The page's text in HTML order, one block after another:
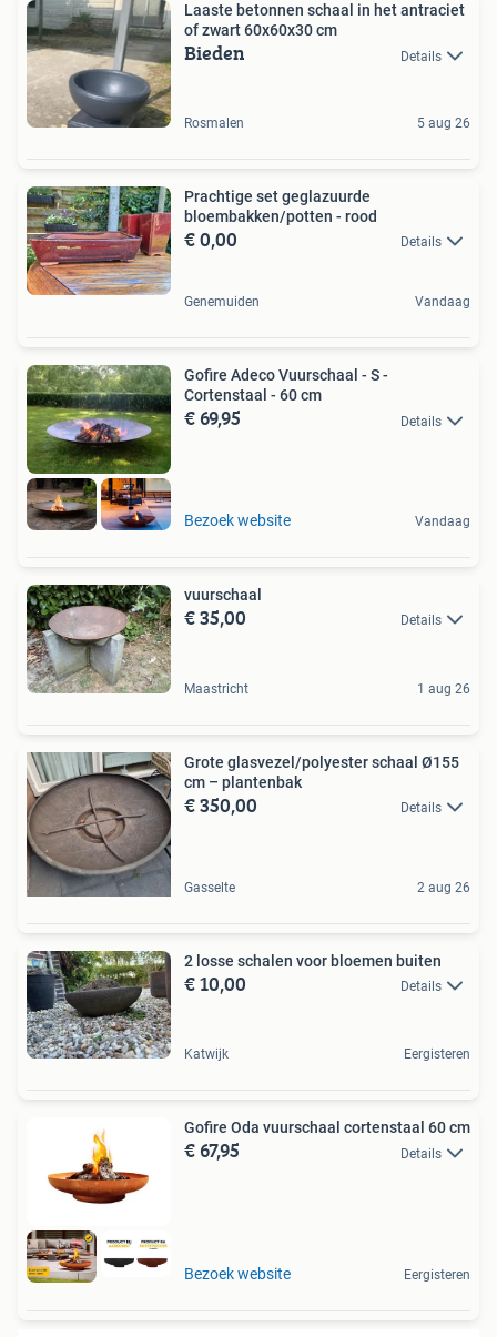
Laaste betonnen schaal in het antraciet
of zwart 60x60x30 cm
Bieden Details
Rosmalen 5 aug 26
Prachtige set geglazuurde
bloembakken/potten - rood
€ 0,00 Details
Genemuiden Vandaag
Gofire Adeco Vuurschaal - S -
Cortenstaal - 60 cm
€ 69,95 Details
Bezoek website Vandaag
vuurschaal
€ 35,00 Details
Maastricht 1 aug 26
Grote glasvezel/polyester schaal Ø155
cm – plantenbak
€ 350,00 Details
Gasselte 2 aug 26
2 losse schalen voor bloemen buiten
€ 10,00 Details
Katwijk Eergisteren
Gofire Oda vuurschaal cortenstaal 60 cm
€ 67,95 Details
Bezoek website Eergisteren